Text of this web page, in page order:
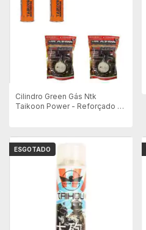
Cilindro Green Gás Ntk
Taikoon Power - Reforçado -
ESGOTADO